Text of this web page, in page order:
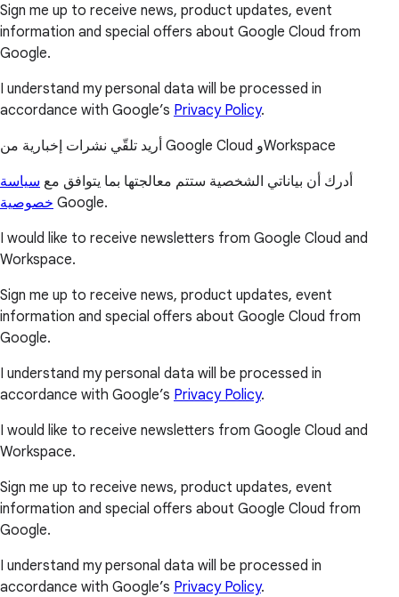
Sign me up to receive news, product updates, event
information and special offers about Google Cloud from
Google.
I understand my personal data will be processed in
accordance with Google’s Privacy Policy.
أريد تلقّي نشرات إخبارية من Google Cloud وWorkspace
أدرك أن بياناتي الشخصية ستتم معالجتها بما يتوافق مع سياسة
خصوصية Google.
I would like to receive newsletters from Google Cloud and
Workspace.
Sign me up to receive news, product updates, event
information and special offers about Google Cloud from
Google.
I understand my personal data will be processed in
accordance with Google’s Privacy Policy.
I would like to receive newsletters from Google Cloud and
Workspace.
Sign me up to receive news, product updates, event
information and special offers about Google Cloud from
Google.
I understand my personal data will be processed in
accordance with Google’s Privacy Policy.